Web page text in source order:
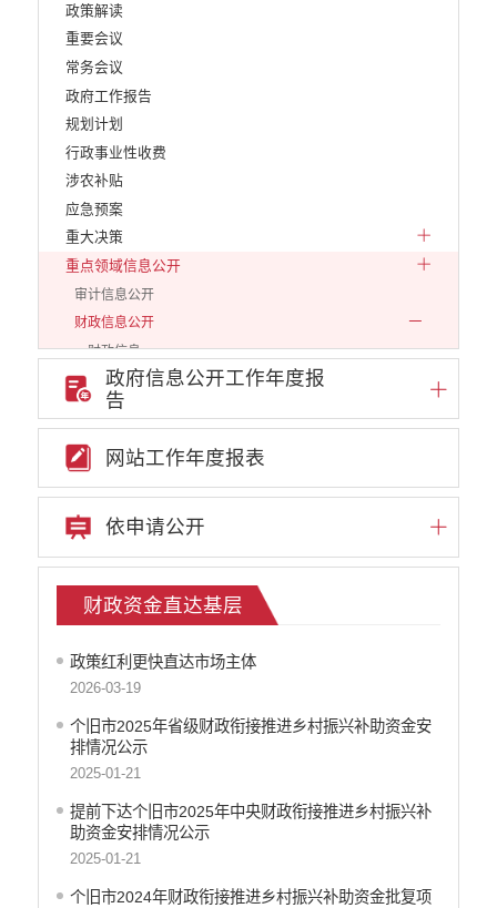
政策解读
重要会议
常务会议
政府工作报告
规划计划
行政事业性收费
涉农补贴
应急预案
重大决策
重点领域信息公开
审计信息公开
财政信息公开
财政信息
预算专栏
决算专栏
财政资金直达基层
政府集中采购
中小企业信息
行政审批信息
环保信息
价格和收费
文化、旅游
安全生产
市场监管
户籍和出入境管理
农业发展
水务信息
政府信息公开工作年度报
告
网站工作年度报表
依申请公开
财政资金直达基层
政策红利更快直达市场主体
2026-03-19
个旧市2025年省级财政衔接推进乡村振兴补助资金安
排情况公示
2025-01-21
提前下达个旧市2025年中央财政衔接推进乡村振兴补
助资金安排情况公示
2025-01-21
个旧市2024年财政衔接推进乡村振兴补助资金批复项